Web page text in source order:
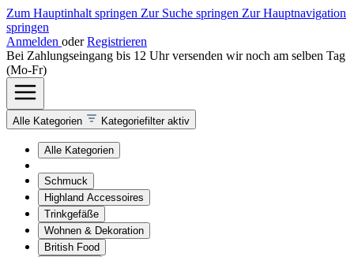
Zum Hauptinhalt springen Zur Suche springen Zur Hauptnavigation
springen
Anmelden oder Registrieren
Bei Zahlungseingang bis 12 Uhr versenden wir noch am selben Tag
(Mo-Fr)
Alle Kategorien Kategoriefilter aktiv
Alle Kategorien
Schmuck
Highland Accessoires
Trinkgefäße
Wohnen & Dekoration
British Food